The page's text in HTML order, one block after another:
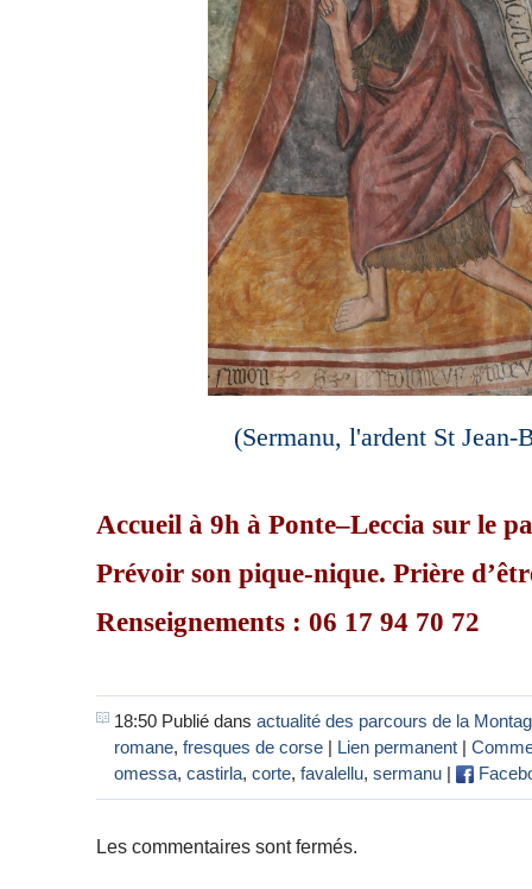
(Sermanu, l'ardent St Jean-
Accueil à 9h à Ponte–Leccia sur le
Prévoir son pique-nique. Prière
Renseignements : 06 17 94 70 72
18:50 Publié dans actualité des parcours de la
romane, fresques de corse Lien permanent
omessa, castirla, corte, favalellu, sermanu
Les commentaires sont fermés.